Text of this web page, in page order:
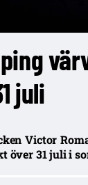
juli
Victor
över 31 juli i